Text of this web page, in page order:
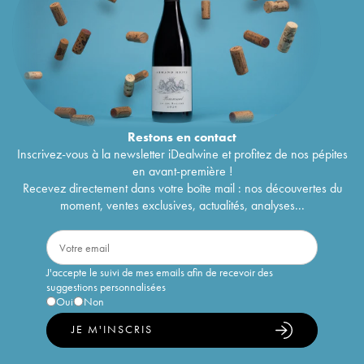
Restons encontact
Inscrivez-vous à la newsletter iDealwine et profitez de nos pépites
en avant-première !
Recevez directement dans votre boîte mail : nos découvertes du
moment, ventes exclusives, actualités, analyses...
J'accepte le suivi de mes emails afin de recevoir des
suggestions personnalisées
Oui
Non
JE M'INSCRIS